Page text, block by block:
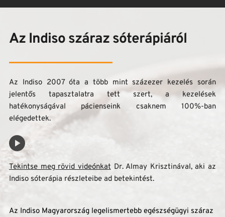
Az Indiso száraz sóterápiáról
Az Indiso 2007 óta a több mint százezer kezelés során
jelentős tapasztalatra tett szert, a kezelések
hatékonyságával pácienseink csaknem 100%-ban
elégedettek.
Tekintse meg rövid videónkat Dr. Almay Krisztinával, aki az
Indiso sóterápia részleteibe ad betekintést.
Az Indiso Magyarország legelismertebb egészségügyi száraz